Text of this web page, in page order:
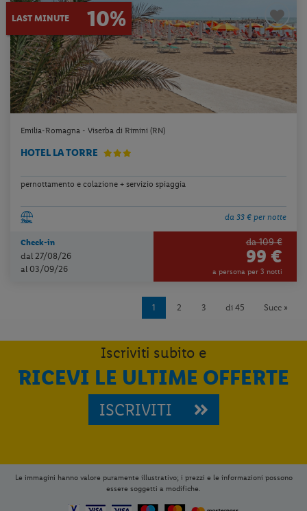
LAST MINUTE 10%
Emilia-Romagna - Viserba di Rimini (RN)
HOTEL LA TORRE
pernottamento e colazione + servizio spiaggia
da 33 € per notte
Check-in
dal 27/08/26
al 03/09/26
da 109 €
99 €
a persona per 3 notti
1 2 3 di 45 Succ »
Iscriviti subito e
RICEVI LE ULTIME OFFERTE
ISCRIVITI
Le immagini hanno valore puramente illustrativo; i prezzi e le informazioni possono
essere soggetti a modifiche.